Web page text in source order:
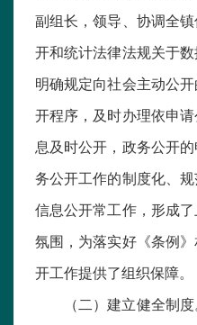
副组长，领导、协调全
开和统计法律法规关于
明确规定向社会主动公
开程序，及时办理依申
息及时公开，政务公开
务公开工作的制度化、
信息公开常工作，形成
氛围，为落实好《条例
开工作提供了组织保障。
（二）建立健全制